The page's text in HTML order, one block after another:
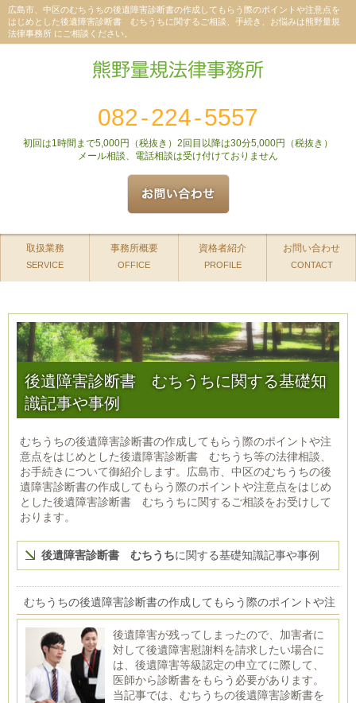
広島市、中区のむちうちの後遺障害診断書の作成してもらう際のポイントや注意点を
はじめとした後遺障害診断書 むちうちに関するご相談、手続き、お悩みは熊野量規
法律事務所 にご相談ください。
082-224-5557
初回は1時間まで5,000円（税抜き）2回目以降は30分5,000円（税抜き）
メール相談、電話相談は受け付けておりません
取扱業務
SERVICE
事務所概要
OFFICE
資格者紹介
PROFILE
お問い合わせ
CONTACT
後遺障害診断書 むちうちに関する基礎知
識記事や事例
むちうちの後遺障害診断書の作成してもらう際のポイントや注
意点をはじめとした後遺障害診断書 むちうち等の法律相談、
お手続きについて御紹介します。広島市、中区のむちうちの後
遺障害診断書の作成してもらう際のポイントや注意点をはじめ
とした後遺障害診断書 むちうちに関するご相談をお受けして
おります。
後遺障害診断書 むちうちに関する基礎知識記事や事例
むちうちの後遺障害診断書の作成してもらう際のポイントや注
意点
後遺障害が残ってしまったので、加害者に
対して後遺障害慰謝料を請求したい場合に
は、後遺障害等級認定の申立てに際して、
医師から診断書をもらう必要があります。
当記事では、むちうちの後遺障害診断書を